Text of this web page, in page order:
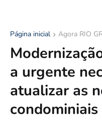
Página inicial Agora RIO
a urgente
atualizar as
condominiais